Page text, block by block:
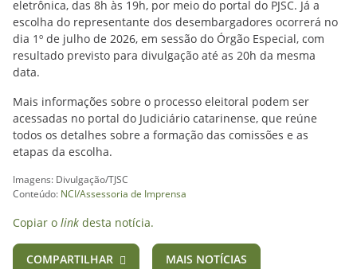
eletrônica, das 8h às 19h, por meio do portal do PJSC. Já a
escolha do representante dos desembargadores ocorrerá no
dia 1º de julho de 2026, em sessão do Órgão Especial, com
resultado previsto para divulgação até as 20h da mesma
data.
Mais informações sobre o processo eleitoral podem ser
acessadas no portal do Judiciário catarinense, que reúne
todos os detalhes sobre a formação das comissões e as
etapas da escolha.
Imagens: Divulgação/TJSC
Conteúdo: NCI/Assessoria de Imprensa
Copiar o link desta notícia.
COMPARTILHAR MAIS NOTÍCIAS